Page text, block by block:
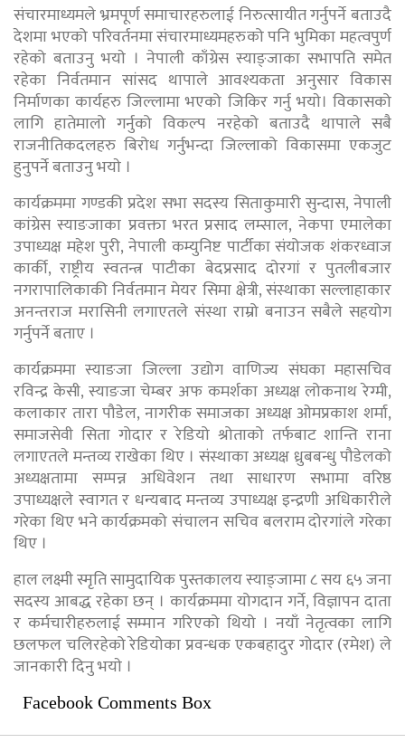
संचारमाध्यमले भ्रमपूर्ण समाचारहरुलाई निरुत्सायीत गर्नुपर्ने बताउदै
देशमा भएको परिवर्तनमा संचारमाध्यमहरुको पनि भुमिका महत्वपुर्ण
रहेको बताउनु भयाे । नेपाली काँग्रेस स्याङ्जाका सभापति समेत
रहेका निर्वतमान सांसद थापाले आवश्यकता अनुसार विकास
निर्माणका कार्यहरु जिल्लामा भएको जिकिर गर्नु भयाे। विकासको
लागि हातेमालो गर्नुको विकल्प नरहेको बताउदै थापाले सबै
राजनीतिकदलहरु बिरोध गर्नुभन्दा जिल्लाको विकासमा एकजुट
हुनुपर्ने बताउनु भयाे ।
कार्यक्रममा गण्डकी प्रदेश सभा सदस्य सिताकुमारी सुन्दास, नेपाली
कांग्रेस स्याङजाका प्रवक्ता भरत प्रसाद लम्साल, नेकपा एमालेका
उपाध्यक्ष महेश पुरी, नेपाली कम्युनिष्ट पार्टीका संयोजक शंकरध्वाज
कार्की, राष्ट्रीय स्वतन्त्र पाटीका बेदप्रसाद दोरगां र पुतलीबजार
नगरापालिकाकी निर्वतमान मेयर सिमा क्षेत्री, संस्थाका सल्लाहाकार
अनन्तराज मरासिनी लगाएतले संस्था राम्रो बनाउन सबैले सहयोग
गर्नुपर्ने बताए ।
कार्यक्रममा स्याङजा जिल्ला उद्योग वाणिज्य संघका महासचिव
रविन्द्र केसी, स्याङजा चेम्बर अफ कमर्शका अध्यक्ष लोकनाथ रेग्मी,
कलाकार तारा पौडेल, नागरीक समाजका अध्यक्ष ओमप्रकाश शर्मा,
समाजसेवी सिता गोदार र रेडियो श्रोताको तर्फबाट शान्ति राना
लगाएतले मन्तव्य राखेका थिए । संस्थाका अध्यक्ष ध्रुबबन्धु पौडेलको
अध्यक्षतामा सम्पन्न अधिवेशन तथा साधारण सभामा वरिष्ठ
उपाध्यक्षले स्वागत र धन्यबाद मन्तव्य उपाध्यक्ष इन्द्रणी अधिकारीले
गरेका थिए भने कार्यक्रमको संचालन सचिव बलराम दोरगांले गरेका
थिए ।
हाल लक्ष्मी स्मृति सामुदायिक पुस्तकालय स्याङ्जामा ८ सय ६५ जना
सदस्य आबद्ध रहेका छन् । कार्यक्रममा योगदान गर्ने, विज्ञापन दाता
र कर्मचारीहरुलाई सम्मान गरिएको थियो । नयाँ नेतृत्वका लागि
छलफल चलिरहेको रेडियोका प्रवन्धक एकबहादुर गोदार (रमेश) ले
जानकारी दिनु भयाे ।
Facebook Comments Box